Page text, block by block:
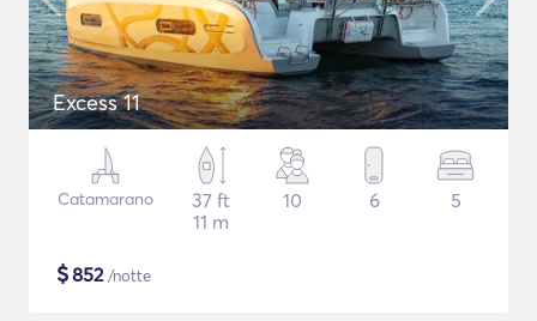
Excess 11
Catamarano
37 ft
11 m
10 6 5
$852/notte